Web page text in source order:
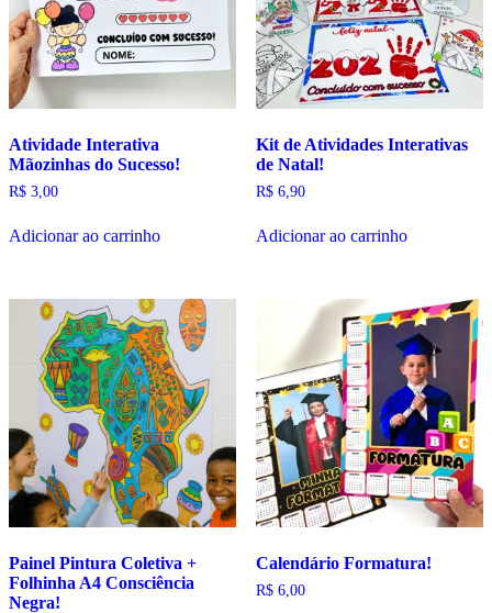
Atividade Interativa
Mãozinhas do Sucesso!
R$ 3,00
Adicionar ao carrinho
Kit de Atividades Interativas
de Natal!
R$6,90
Adicionar ao carrinho
Painel Pintura Coletiva +
Folhinha A4 Consciência
Negra!
Calendário Formatura!
R$6,00